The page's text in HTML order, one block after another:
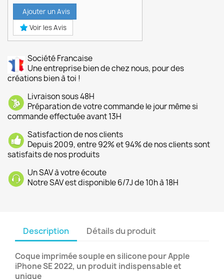
Ajouter un Avis
Voir les Avis
Société Francaise
Une entreprise bien de chez nous, pour des
créations bien à toi !
Livraison sous 48H
Préparation de votre commande le jour même si
commande effectuée avant 13H
Satisfaction de nos clients
Depuis 2009, entre 92% et 94% de nos clients sont
satisfaits de nos produits
Un SAV à votre écoute
Notre SAV est disponible 6/7J de 10h à 18H
Description Détails du produit
Coque imprimée souple en silicone pour Apple
iPhone SE 2022, un produit indispensable et
unique